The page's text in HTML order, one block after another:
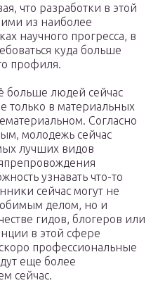
что разработки в этой
из наиболее
научного прогресса, в
куда больше
профиля.
больше людей сейчас
только в материальных
Согласно
молодежь сейчас
лучших видов
узнавать что-то
сейчас могут не
делом, но и
гидов, блогеров или
в этой сфере
профессиональные
еще более
сейчас.